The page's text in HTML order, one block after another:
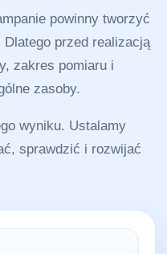
powinny tworzyć
przed realizacją
zakres pomiaru i
zasoby.
wyniku. Ustalamy
sprawdzić i rozwijać